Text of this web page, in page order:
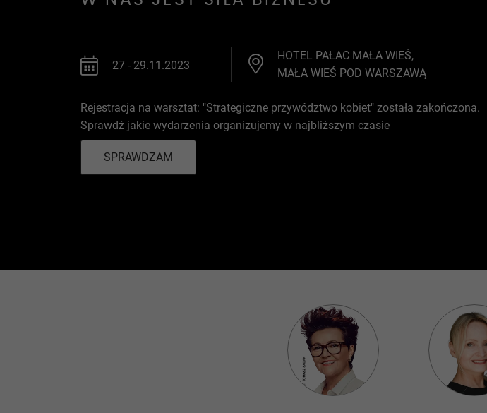
27 - 29.11.2023
HOTEL PAŁAC MAŁA WIEŚ,
MAŁA WIEŚ POD WARSZAWĄ
Rejestracja na warsztat: "Strategiczne przywództwo kobiet" została zakończona.
Sprawdź jakie wydarzenia organizujemy w najbliższym czasie
SPRAWDZAM